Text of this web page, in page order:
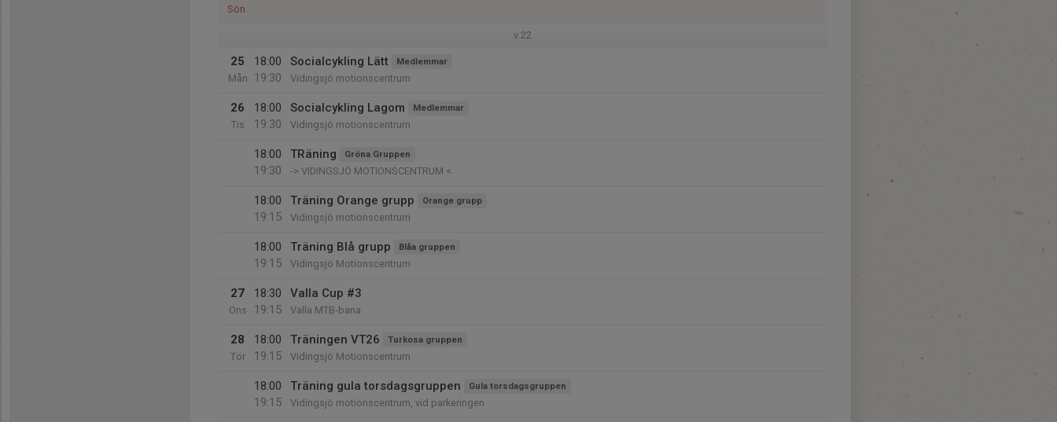
Sön
v.22
25
Mån
18:00
19:30
Socialcykling Lätt Medlemmar
Vidingsjö motionscentrum
26
Tis
18:00
19:30
Socialcykling Lagom Medlemmar
Vidingsjö motionscentrum
18:00
19:30
TRäning Gröna Gruppen
-> VIDINGSJÖ MOTIONSCENTRUM <
18:00
19:15
Träning Orange grupp Orange grupp
Vidingsjö motionscentrum
18:00
19:15
Träning Blå grupp Blåa gruppen
Vidingsjö Motionscentrum
27
Ons
18:30
19:15
Valla Cup #3
Valla MTB-bana
28
Tor
18:00
19:15
Träningen VT26 Turkosa gruppen
Vidingsjö Motionscentrum
18:00
19:15
Träning gula torsdagsgruppen Gula torsdagsgruppen
Vidingsjö motionscentrum, vid parkeringen